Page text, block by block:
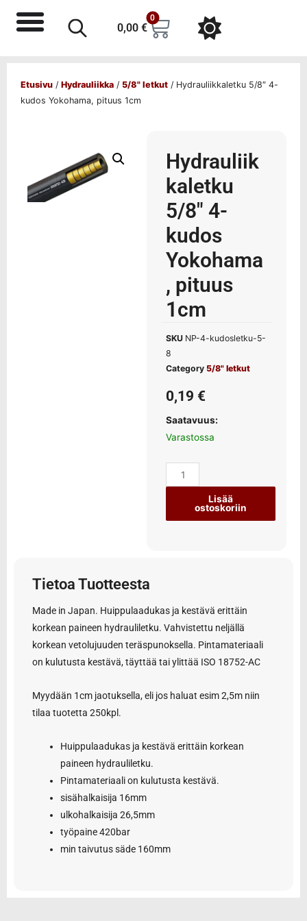
0,00 €
0
Etusivu / Hydrauliikka / 5/8" letkut / Hydrauliikkaletku 5/8″ 4-
kudos Yokohama, pituus 1cm
Hydrauliik
kaletku
5/8″ 4-
kudos
Yokohama
, pituus
1cm
SKU NP-4-kudosletku-5-
8
Category 5/8" letkut
0,19 €
Saatavuus:
Varastossa
Lisää
ostoskoriin
Tietoa Tuotteesta
Made in Japan. Huippulaadukas ja kestävä erittäin
korkean paineen hydrauliletku. Vahvistettu neljällä
korkean vetolujuuden teräspunoksella. Pintamateriaali
on kulutusta kestävä, täyttää tai ylittää ISO 18752-AC
Myydään 1cm jaotuksella, eli jos haluat esim 2,5m niin
tilaa tuotetta 250kpl.
Huippulaadukas ja kestävä erittäin korkean
paineen hydrauliletku.
Pintamateriaali on kulutusta kestävä.
sisähalkaisija 16mm
ulkohalkaisija 26,5mm
työpaine 420bar
min taivutus säde 160mm